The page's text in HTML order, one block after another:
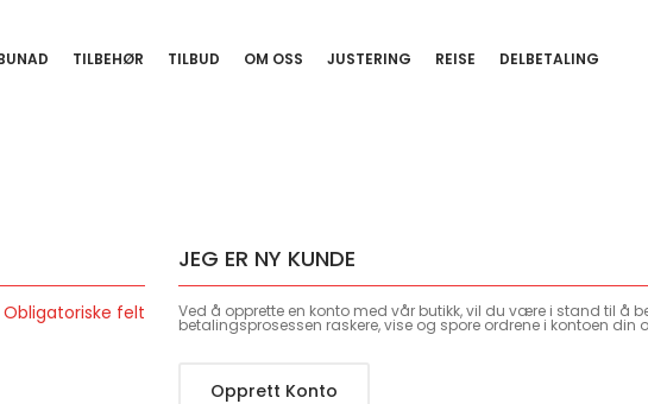
TILBEHØR TILBUD OM OSS JUSTERING REISE DELBETALING
JEG ER NY KUNDE
Ved å opprette en konto med vår butikk, vil du være i stand til å
betalingsprosessen raskere, vise og spore ordrene i kontoen din
Opprett Konto